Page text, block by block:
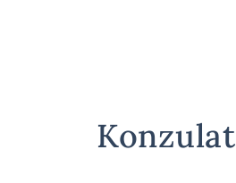
Konzulat